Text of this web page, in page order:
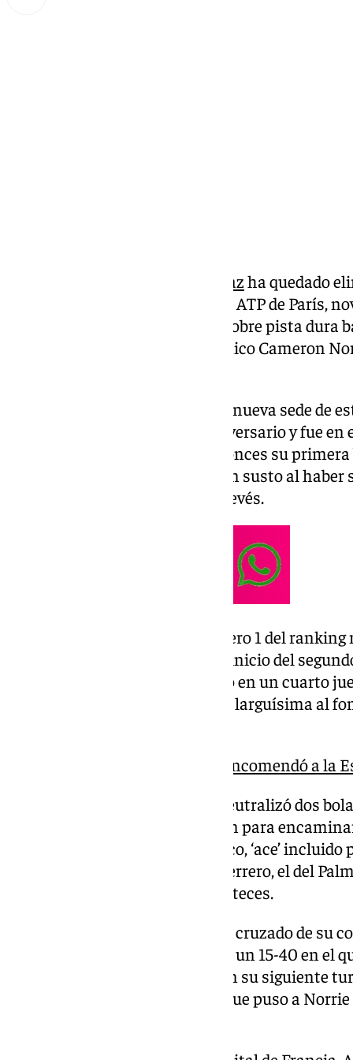
Carlos Alcarazha quedado
dieciseisavos de final del torneo ATP de París,
la temporada y que se disputa sobre pista dura
por 4-6, 6-3 y 6-4 frente al británico Cameron
En La Défense Arena, flamante nueva sede de
debutó tan intenso como su adversario y fue
un resquicio. Ahí consumó entonces su primera
juego consolidó esa renta, no sin susto al
con un saquetazo a la zona de revés.
Con 2-4 en el marcador, el número 1 del
plan hasta abrochar ese set. El inicio del
bien al saque se torció el asunto en un cuarto
fatal; una volea alta que mandó larguísima al
Cuando Carlos Alcaraz se encomendó a la
Por si fuera poco, el británico neutralizó dos
posterior y consolidó su colchón para
con un juego al saque y en blanco, ‘ace’
de su entrenador Juan Carlos Ferrero, el del
set con aplomo, pero sin brillanteces.
Seguía haciéndole daño el revés cruzado de
ni un 30-40 en el tercer juego ni un 15-40 en el
Alcaraz, que perdió el servicio en su siguiente
a tener el palmareño un 15-40 que puso a